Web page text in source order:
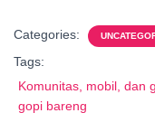
Categories:
Tags:
Komunitas, mobil, dan
gopi bareng